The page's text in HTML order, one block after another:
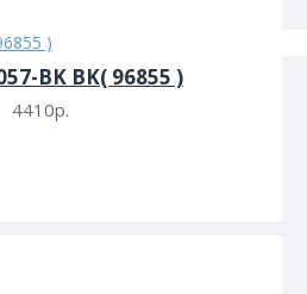
BK BK( 96855 )
4410р.